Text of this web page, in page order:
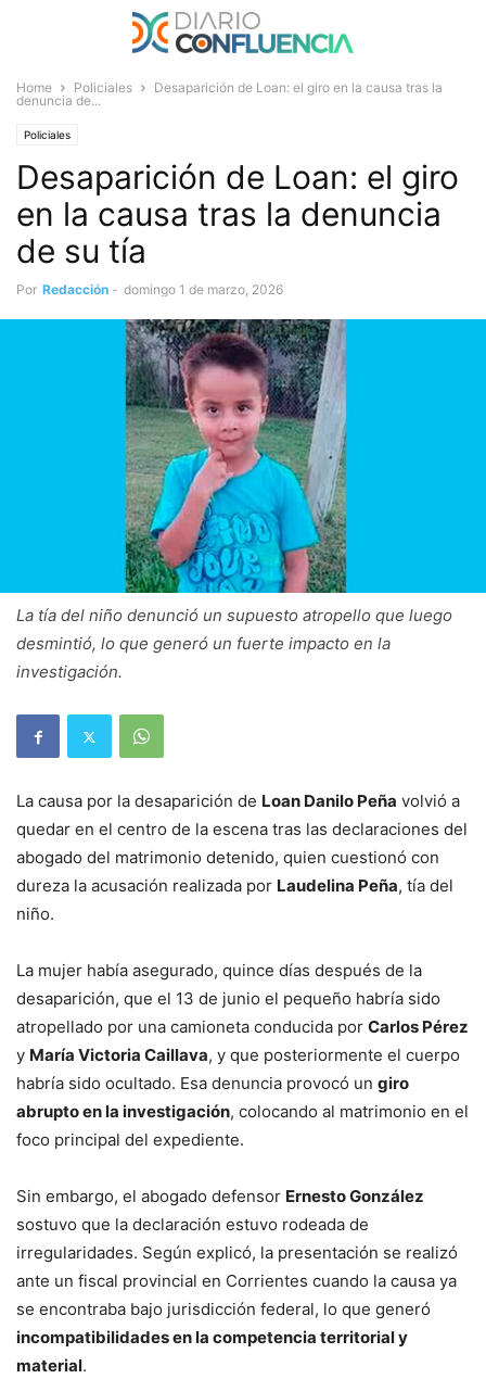
Home Policiales
Desaparición de Loan: el giro en la causa tras la
denuncia de...
Policiales
Desaparición de Loan: el giro
en la causa tras la denuncia
de su tía
Por Redacción - domingo 1 de marzo, 2026
La tía del niño denunció un supuesto atropello que luego
desmintió, lo que generó un fuerte impacto en la
investigación.
La causa por la desaparición de Loan Danilo Peña volvió a
quedar en el centro de la escena tras las declaraciones del
abogado del matrimonio detenido, quien cuestionó con
dureza la acusación realizada por Laudelina Peña, tía del
niño.
La mujer había asegurado, quince días después de la
desaparición, que el 13 de junio el pequeño habría sido
atropellado por una camioneta conducida por Carlos Pérez
y María Victoria Caillava, y que posteriormente el cuerpo
habría sido ocultado. Esa denuncia provocó un giro
abrupto en la investigación, colocando al matrimonio en el
foco principal del expediente.
Sin embargo, el abogado defensor Ernesto González
sostuvo que la declaración estuvo rodeada de
irregularidades. Según explicó, la presentación se realizó
ante un fiscal provincial en Corrientes cuando la causa ya
se encontraba bajo jurisdicción federal, lo que generó
incompatibilidades en la competencia territorial y
material.